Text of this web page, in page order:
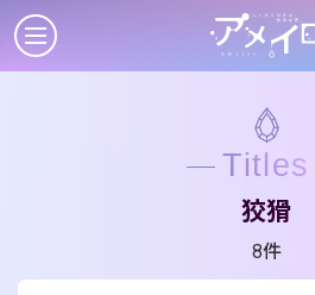
Titles
狡猾
8件